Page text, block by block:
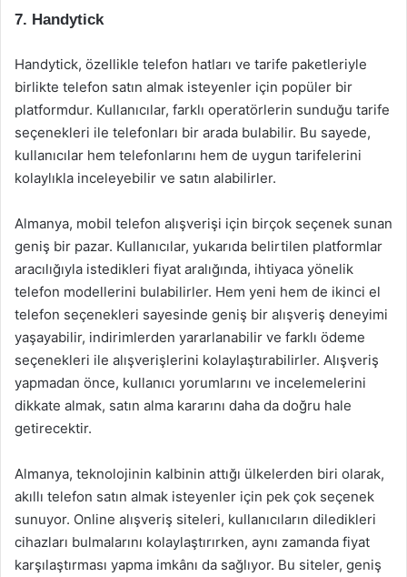
7. Handytick
Handytick, özellikle telefon hatları ve tarife paketleriyle
birlikte telefon satın almak isteyenler için popüler bir
platformdur. Kullanıcılar, farklı operatörlerin sunduğu tarife
seçenekleri ile telefonları bir arada bulabilir. Bu sayede,
kullanıcılar hem telefonlarını hem de uygun tarifelerini
kolaylıkla inceleyebilir ve satın alabilirler.
Almanya, mobil telefon alışverişi için birçok seçenek sunan
geniş bir pazar. Kullanıcılar, yukarıda belirtilen platformlar
aracılığıyla istedikleri fiyat aralığında, ihtiyaca yönelik
telefon modellerini bulabilirler. Hem yeni hem de ikinci el
telefon seçenekleri sayesinde geniş bir alışveriş deneyimi
yaşayabilir, indirimlerden yararlanabilir ve farklı ödeme
seçenekleri ile alışverişlerini kolaylaştırabilirler. Alışveriş
yapmadan önce, kullanıcı yorumlarını ve incelemelerini
dikkate almak, satın alma kararını daha da doğru hale
getirecektir.
Almanya, teknolojinin kalbinin attığı ülkelerden biri olarak,
akıllı telefon satın almak isteyenler için pek çok seçenek
sunuyor. Online alışveriş siteleri, kullanıcıların diledikleri
cihazları bulmalarını kolaylaştırırken, aynı zamanda fiyat
karşılaştırması yapma imkânı da sağlıyor. Bu siteler, geniş